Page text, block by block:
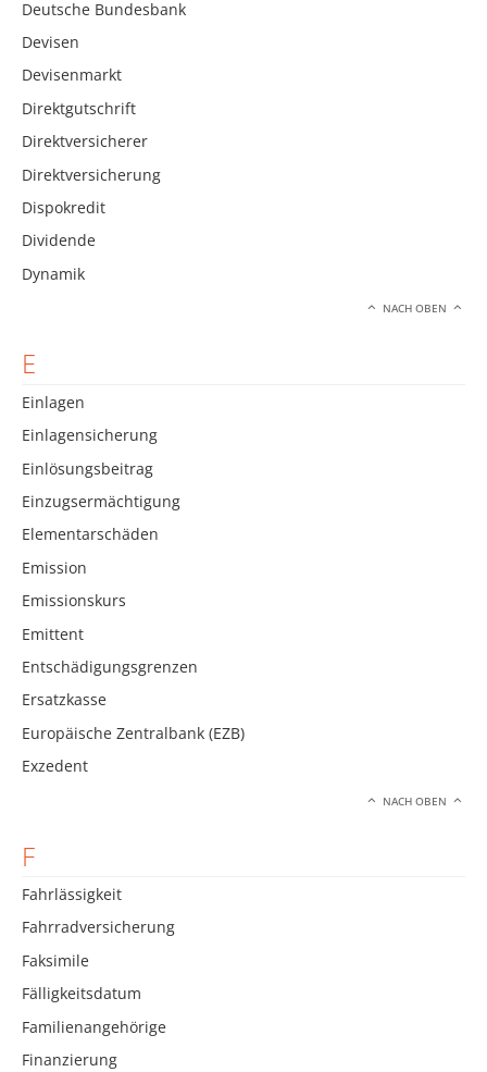
Deutsche Bundesbank
Devisen
Devisenmarkt
Direktgutschrift
Direktversicherer
Direktversicherung
Dispokredit
Dividende
Dynamik
NACH OBEN
E
Einlagen
Einlagensicherung
Einlösungsbeitrag
Einzugsermächtigung
Elementarschäden
Emission
Emissionskurs
Emittent
Entschädigungsgrenzen
Ersatzkasse
Europäische Zentralbank (EZB)
Exzedent
NACH OBEN
F
Fahrlässigkeit
Fahrradversicherung
Faksimile
Fälligkeitsdatum
Familienangehörige
Finanzierung